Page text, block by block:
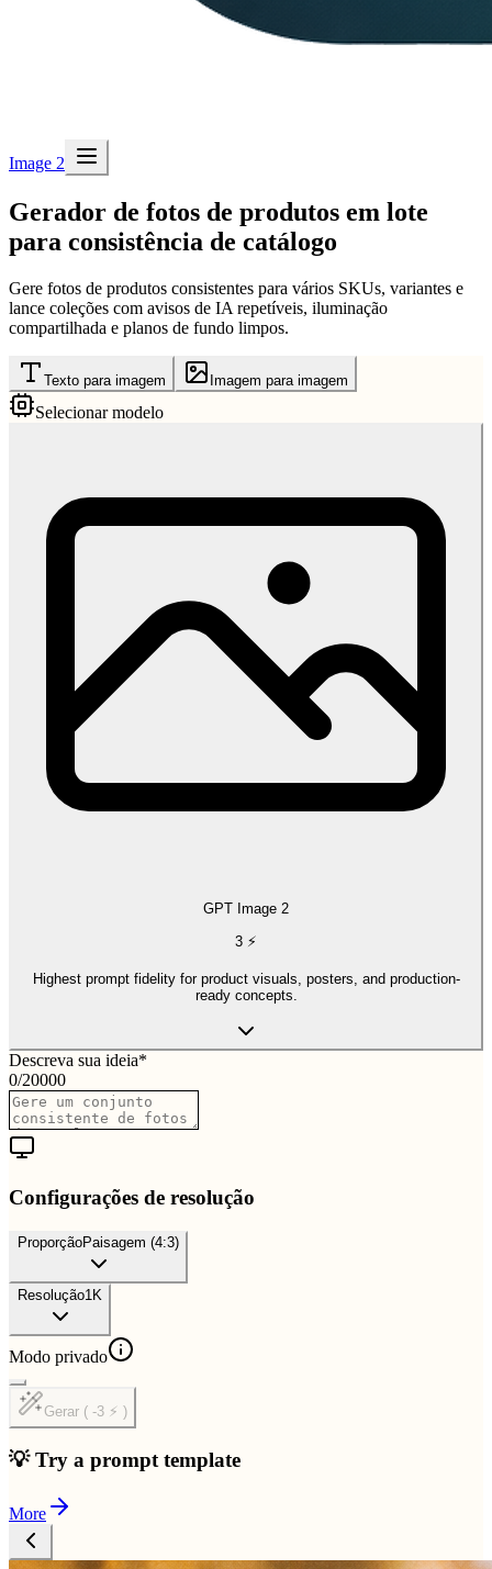
Image 2
Gerador de fotos de produtos em lote
para consistência de catálogo
Gere fotos de produtos consistentes para vários SKUs, variantes e
lance coleções com avisos de IA repetíveis, iluminação
compartilhada e planos de fundo limpos.
Texto para imagem Imagem para imagem
Selecionar modelo
GPT Image 2
3 ⚡
Highest prompt fidelity for product visuals, posters, and production-
ready concepts.
Descreva sua ideia*
0/20000
Configurações de resolução
ProporçãoPaisagem (4:3)
Resolução1K
Modo privado
Gerar ( -3 ⚡ )
💡 Try a prompt template
More